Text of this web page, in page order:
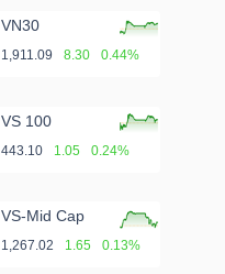
VN30
1,911.09 8.30 0.44%
VS 100
443.10 1.05 0.24%
VS-Mid Cap
1,267.02 1.65 0.13%